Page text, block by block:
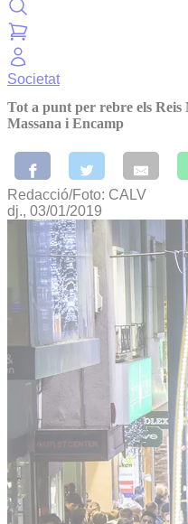
Societat
Tot a punt per rebre els
Massana i Encamp
Redacció/Foto: CALV
dj., 03/01/2019